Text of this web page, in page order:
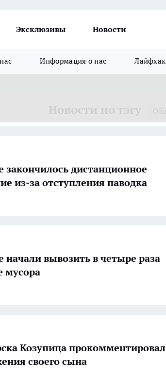
Эксклюзивы Новости
Информация о нас Лайфхак
закончилось дистанционное
из-за отступления паводка
начали вывозить в четыре раза
мусора
Козупица прокомментировал
своего сына